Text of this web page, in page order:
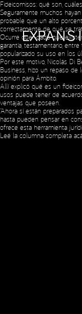
Fideicomisos: qué son,
Seguramente muchos
probable que un alto
correctamente de qué se
Ocurre que -dado que
garantía, testamentario,
popularizado su uso en los
Por este motivo, Nicolás Di
Business, hizo un repaso
opinión para Ámbito.
Allí explicó qué es un
usos puede tener de
ventajas que poseen.
“Ahora sí están preparados
hasta pueden pensar en
ofrece esta herramienta
Leé la columna completa
Copyright © 2023